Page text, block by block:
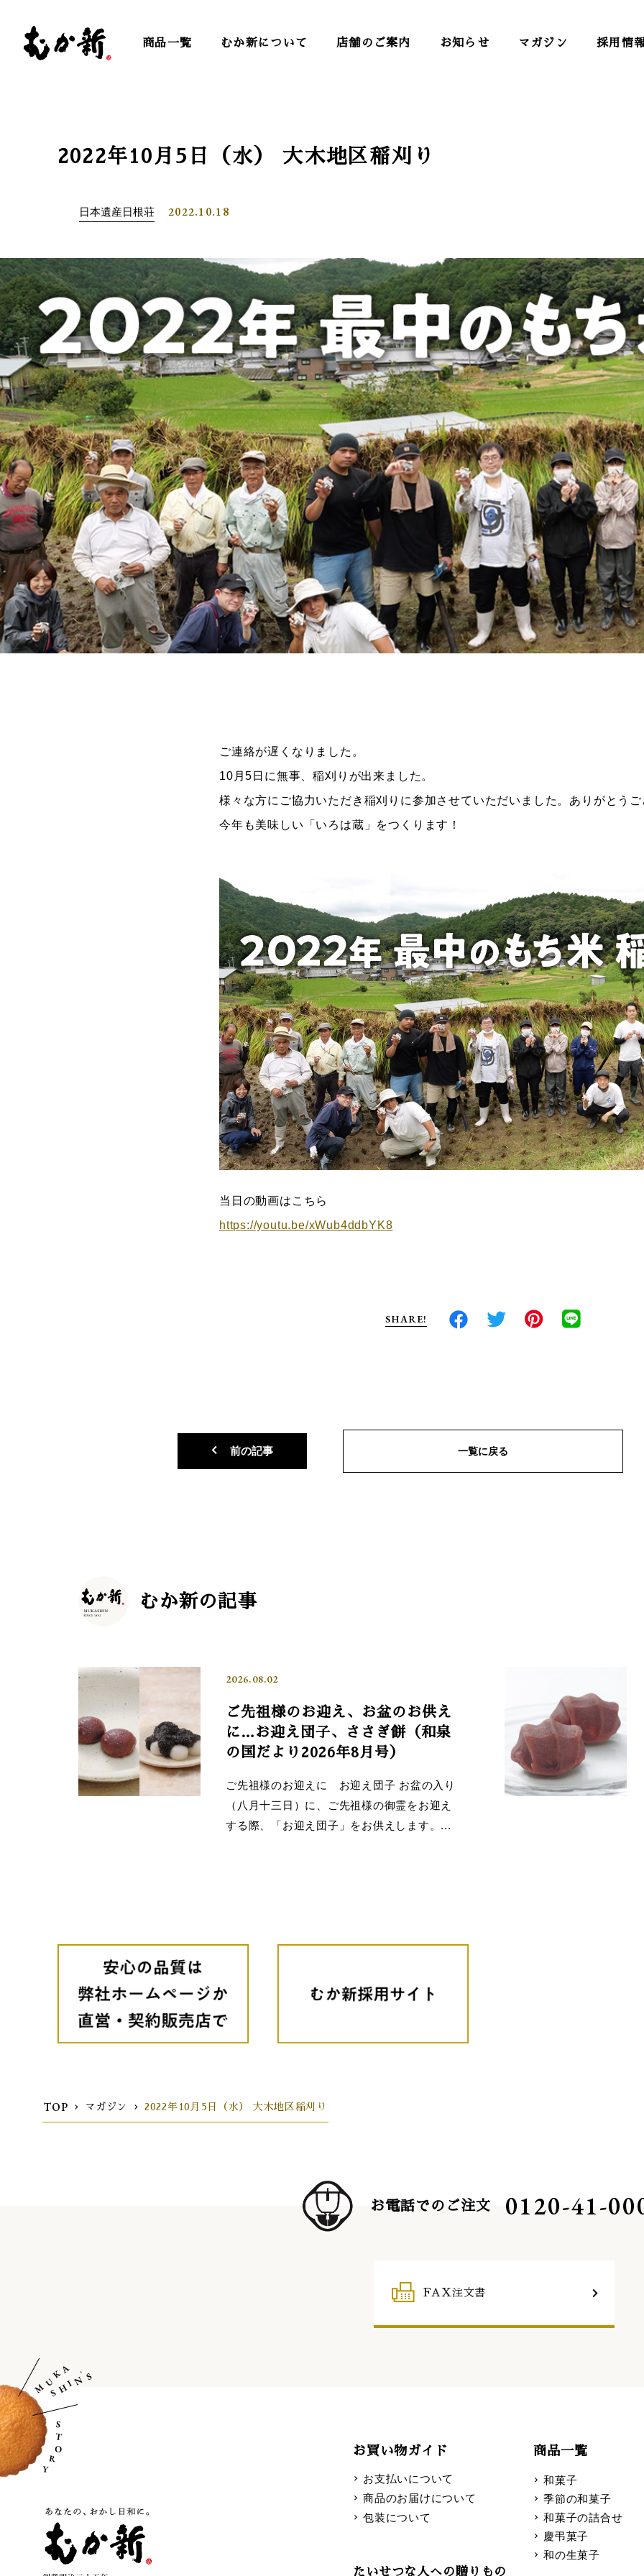
商品一覧 むか新について 店舗のご案内 お知らせ マガジン 採用情
2022年10月5日（水） 大木地区稲刈り
日本遺産日根荘 2022.10.18
ご連絡が遅くなりました。
10月5日に無事、稲刈りが出来ました。
様々な方にご協力いただき稲刈りに参加させていただいました。ありがとう
今年も美味しい「いろは蔵」をつくります！
当日の動画はこちら
https://youtu.be/xWub4ddbYK8
SHARE!
前の記事 一覧に戻る
むか新の記事
2026.08.02
ご先祖様のお迎え、お盆のお供え
に…お迎え団子、ささぎ餅（和泉
の国だより2026年8月号）
ご先祖様のお迎えに お迎え団子 お盆の入り
（八月十三日）に、ご先祖様の御霊をお迎え
する際、「お迎え団子」をお供えします。...
TOP マガジン 2022年10月5日（水） 大木地区稲刈り
お電話でのご注文 0120-41-
FAX注文書
お買い物ガイド
お支払いについて
商品のお届けについて
包装について
たいせつな人への贈りもの
商品一覧
和菓子
季節の和菓子
和菓子の詰合せ
慶弔菓子
和の生菓子